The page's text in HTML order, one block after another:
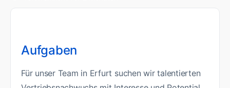
Aufgaben
Für unser Team in Erfurt suchen wir talentierten